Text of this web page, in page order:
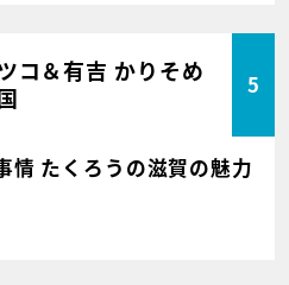
コ＆有吉 かりそめ
5
情 たくろうの滋賀の魅力